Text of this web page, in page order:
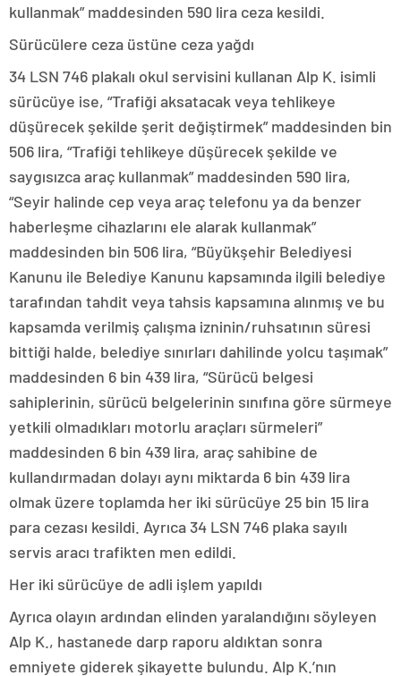
kullanmak” maddesinden 590 lira ceza kesildi.
Sürücülere ceza üstüne ceza yağdı
34 LSN 746 plakalı okul servisini kullanan Alp K. isimli
sürücüye ise, “Trafiği aksatacak veya tehlikeye
düşürecek şekilde şerit değiştirmek” maddesinden bin
506 lira, “Trafiği tehlikeye düşürecek şekilde ve
saygısızca araç kullanmak” maddesinden 590 lira,
“Seyir halinde cep veya araç telefonu ya da benzer
haberleşme cihazlarını ele alarak kullanmak”
maddesinden bin 506 lira, “Büyükşehir Belediyesi
Kanunu ile Belediye Kanunu kapsamında ilgili belediye
tarafından tahdit veya tahsis kapsamına alınmış ve bu
kapsamda verilmiş çalışma izninin/ruhsatının süresi
bittiği halde, belediye sınırları dahilinde yolcu taşımak”
maddesinden 6 bin 439 lira, “Sürücü belgesi
sahiplerinin, sürücü belgelerinin sınıfına göre sürmeye
yetkili olmadıkları motorlu araçları sürmeleri”
maddesinden 6 bin 439 lira, araç sahibine de
kullandırmadan dolayı aynı miktarda 6 bin 439 lira
olmak üzere toplamda her iki sürücüye 25 bin 15 lira
para cezası kesildi. Ayrıca 34 LSN 746 plaka sayılı
servis aracı trafikten men edildi.
Her iki sürücüye de adli işlem yapıldı
Ayrıca olayın ardından elinden yaralandığını söyleyen
Alp K., hastanede darp raporu aldıktan sonra
emniyete giderek şikayette bulundu. Alp K.’nın